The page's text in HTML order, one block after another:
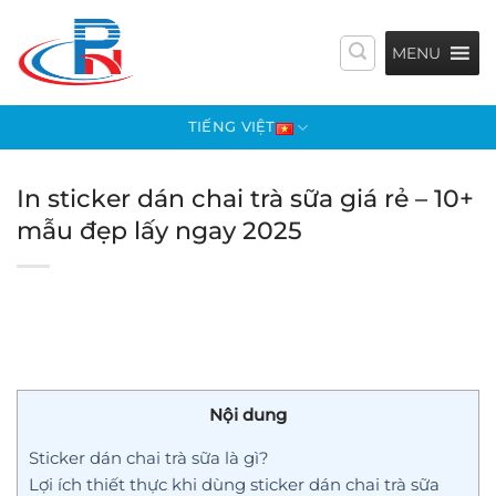
nội
MENU
TIẾNG VIỆT
In sticker dán chai trà sữa giá rẻ – 10+
mẫu đẹp lấy ngay 2025
Nội dung
Sticker dán chai trà sữa là gì?
Lợi ích thiết thực khi dùng sticker dán chai trà sữa